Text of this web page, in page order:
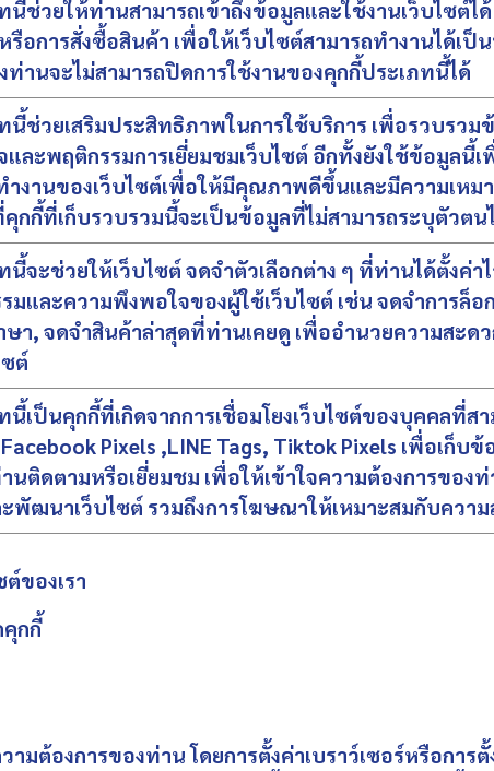
นี้ช่วยให้ท่านสามารถเข้าถึงข้อมูลและใช้งานเว็บไซต์ได้
รือการสั่งซื้อสินค้า เพื่อให้เว็บไซต์สามารถทำงานได้เป็
านจะไม่สามารถปิดการใช้งานของคุกกี้ประเภทนี้ได้
นี้ช่วยเสริมประสิทธิภาพในการใช้บริการ เพื่อรวบรวม
และพฤติกรรมการเยี่ยมชมเว็บไซต์ อีกทั้งยังใช้ข้อมูลนี้
งานของเว็บไซต์เพื่อให้มีคุณภาพดีขึ้นและมีความเหม
กกี้ที่เก็บรวบรวมนี้จะเป็นข้อมูลที่ไม่สามารถระบุตัวตน
นี้จะช่วยให้เว็บไซต์ จดจำตัวเลือกต่าง ๆ ที่ท่านได้ตั้งค่า
มและความพึงพอใจของผู้ใช้เว็บไซต์ เช่น จดจำการล็
ษา, จดจำสินค้าล่าสุดที่ท่านเคยดู เพื่ออำนวยความสะด
ต์
นี้เป็นคุกกี้ที่เกิดจากการเชื่อมโยงเว็บไซต์ของบุคคลที่สา
Pixels ,LINE Tags, Tiktok Pixels เพื่อเก็บข้
นติดตามหรือเยี่ยมชม เพื่อให้เข้าใจความต้องการของ
พัฒนาเว็บไซต์ รวมถึงการโฆษณาให้เหมาะสมกับควา
ของเรา
คุกกี้
มต้องการของท่าน โดยการตั้งค่าเบราว์เซอร์หรือการ